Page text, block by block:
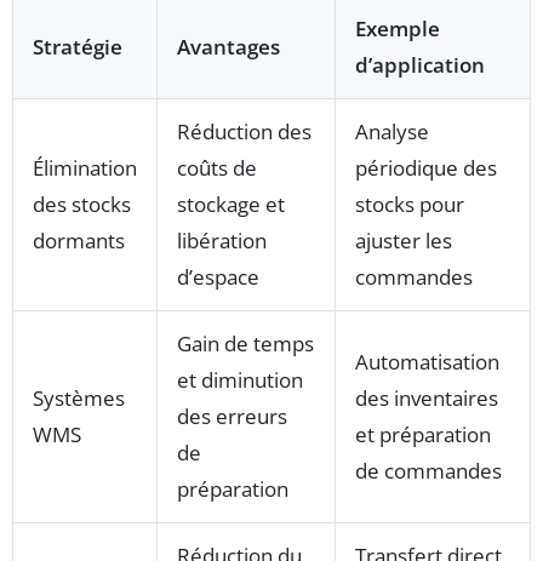
Stratégie Avantages
Exemple
d’application
Élimination
des stocks
dormants
Réduction des
coûts de
stockage et
libération
d’espace
Analyse
périodique des
stocks pour
ajuster les
commandes
Systèmes
WMS
Gain de temps
et diminution
des erreurs
de
préparation
Automatisation
des inventaires
et préparation
de commandes